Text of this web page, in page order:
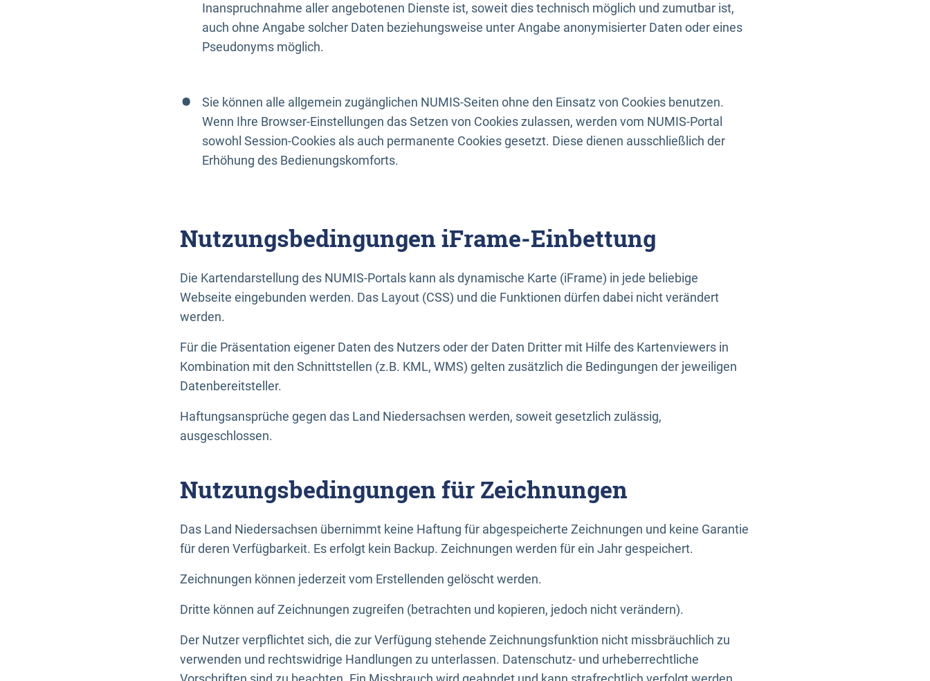
Inanspruchnahme aller angebotenen Dienste ist, soweit dies technisch möglich und zumutbar ist,
auch ohne Angabe solcher Daten beziehungsweise unter Angabe anonymisierter Daten oder eines
Pseudonyms möglich.
Sie können alle allgemein zugänglichen NUMIS-Seiten ohne den Einsatz von Cookies benutzen.
Wenn Ihre Browser-Einstellungen das Setzen von Cookies zulassen, werden vom NUMIS-Portal
sowohl Session-Cookies als auch permanente Cookies gesetzt. Diese dienen ausschließlich der
Erhöhung des Bedienungskomforts.
Nutzungsbedingungen iFrame-Einbettung
Die Kartendarstellung des NUMIS-Portals kann als dynamische Karte (iFrame) in jede beliebige
Webseite eingebunden werden. Das Layout (CSS) und die Funktionen dürfen dabei nicht verändert
werden.
Für die Präsentation eigener Daten des Nutzers oder der Daten Dritter mit Hilfe des Kartenviewers in
Kombination mit den Schnittstellen (z.B. KML, WMS) gelten zusätzlich die Bedingungen der jeweiligen
Datenbereitsteller.
Haftungsansprüche gegen das Land Niedersachsen werden, soweit gesetzlich zulässig,
ausgeschlossen.
Nutzungsbedingungen für Zeichnungen
Das Land Niedersachsen übernimmt keine Haftung für abgespeicherte Zeichnungen und keine Garantie
für deren Verfügbarkeit. Es erfolgt kein Backup. Zeichnungen werden für ein Jahr gespeichert.
Zeichnungen können jederzeit vom Erstellenden gelöscht werden.
Dritte können auf Zeichnungen zugreifen (betrachten und kopieren, jedoch nicht verändern).
Der Nutzer verpflichtet sich, die zur Verfügung stehende Zeichnungsfunktion nicht missbräuchlich zu
verwenden und rechtswidrige Handlungen zu unterlassen. Datenschutz- und urheberrechtliche